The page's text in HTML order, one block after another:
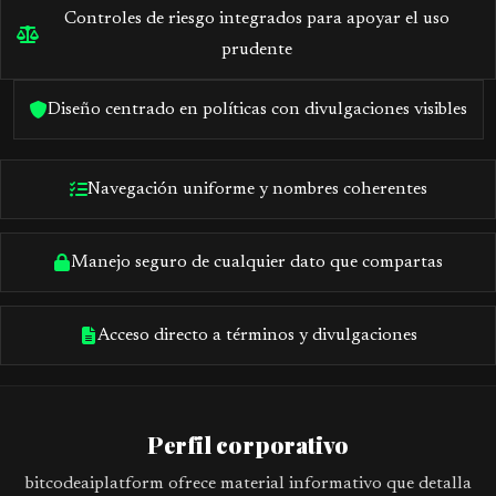
Controles de riesgo integrados para apoyar el uso
prudente
Diseño centrado en políticas con divulgaciones visibles
Navegación uniforme y nombres coherentes
Manejo seguro de cualquier dato que compartas
Acceso directo a términos y divulgaciones
Perfil corporativo
bitcodeaiplatform ofrece material informativo que detalla